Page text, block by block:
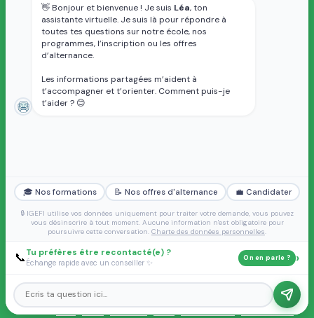
Tarifs et financement
Services aux apprenants
CARRIÈRES
prochaine opportunité
Alternance : un tremplin vers
l’emploi
apprenants
PERSONNELLES
TRAVAILLER À L'IGEFI FORMULAIRE DE
RÉCLAMATION
👋 Bonjour et bienvenue ! Je suis Léa, ton
assistante virtuelle. Je suis là pour répondre à
toutes tes questions sur notre école, nos
programmes, l’inscription ou les offres
d’alternance.
Les informations partagées m’aident à
t’accompagner et t’orienter. Comment puis-je
t’aider ? 😊
🎓 Nos formations 📝 Nos offres d'alternance 💼 Candidater
🔒 IGEFI utilise vos données uniquement pour traiter votre demande, vous pouvez
vous désinscrire à tout moment. Aucune information n'est obligatoire pour
poursuivre cette conversation. Charte des données personnelles.
📞Tu préfères être recontacté(e) ?
Échange rapide avec un conseiller ✨
On en parle ? ›